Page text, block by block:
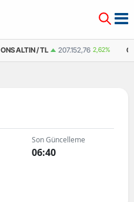
ONS ALTIN / TL 207.152,76 2,62%
Son Güncelleme
06:40